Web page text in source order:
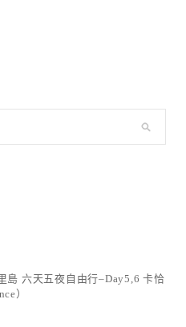
島 六天五夜自由行–Day5,6 卡恰
）